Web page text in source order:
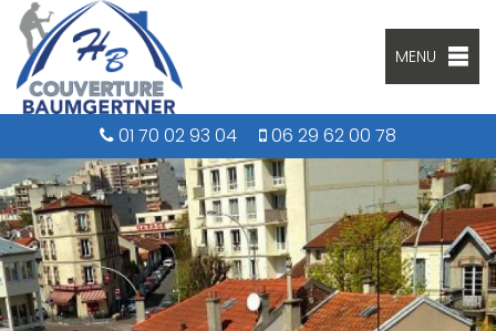
MENU
01 70 02 93 04 06 29 62 00 78